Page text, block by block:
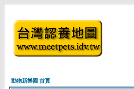
動物新樂園 首頁